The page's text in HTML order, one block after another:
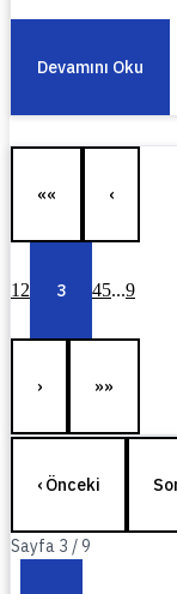
Devamını Oku
«« ‹
1 2 3 45...9
› »»
‹ Önceki
Sayfa 3 /9